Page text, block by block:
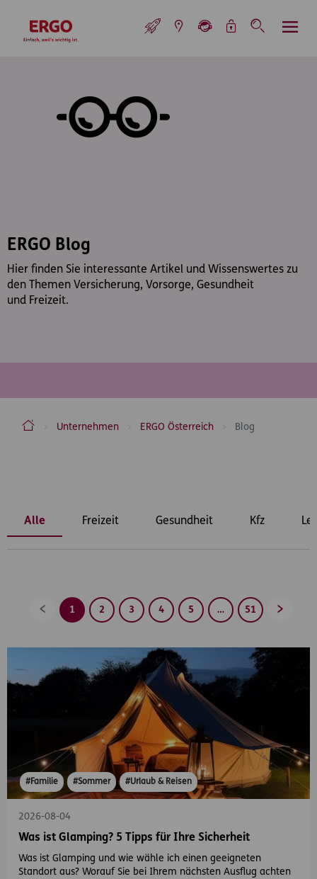
zur Startseite
ERGO Blog
Hier finden Sie interessante Artikel und Wissenswertes zu
den Themen Versicherung, Vorsorge, Gesundheit
und Freizeit.
ERGO Versicherung Aktiengesellschaft
Unternehmen ERGO Österreich Blog
Alle Freizeit Gesundheit Kfz
Zurück1 2 3 4 5 … 51
#Familie #Sommer #Urlaub & Reisen
2026-08-04
Was ist Glamping? 5 Tipps für Ihre Sicherheit
Was ist Glamping und wie wähle ich einen geeigneten
Standort aus? Worauf Sie bei Ihrem nächsten Ausflug achten